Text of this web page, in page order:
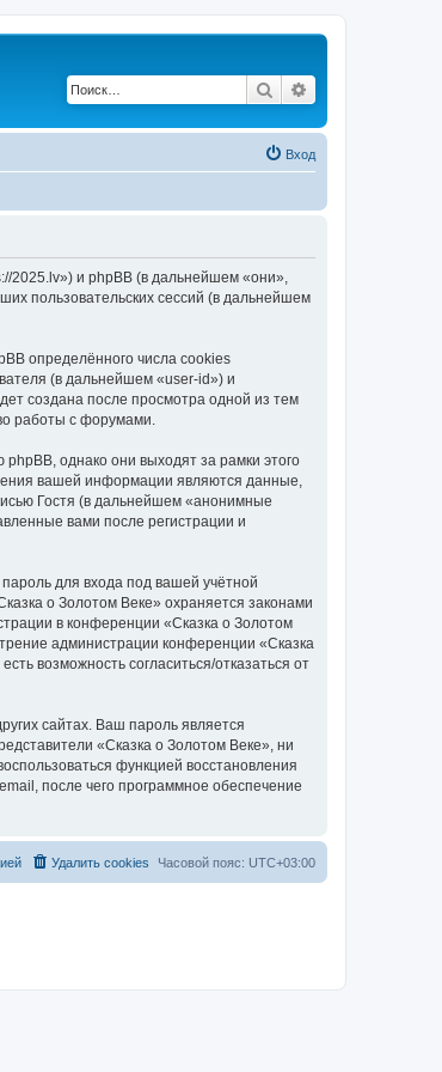
Поиск
Вход
2025.lv») и phpBB (в дальнейшем «они»,
пользовательских сессий (в дальнейшем
определённого числа cookies
(в дальнейшем «user-id») и
создана после просмотра одной из тем
работы с форумами.
однако они выходят за рамки этого
вашей информации являются данные,
Гостя (в дальнейшем «анонимные
вами после регистрации и
для входа под вашей учётной
о Золотом Веке» охраняется законами
в конференции «Сказка о Золотом
администрации конференции «Сказка
возможность согласиться/отказаться от
сайтах. Ваш пароль является
«Сказка о Золотом Веке», ни
функцией восстановления
после чего программное обеспечение
Часовой пояс: UTC+03:00
Удалить cookies